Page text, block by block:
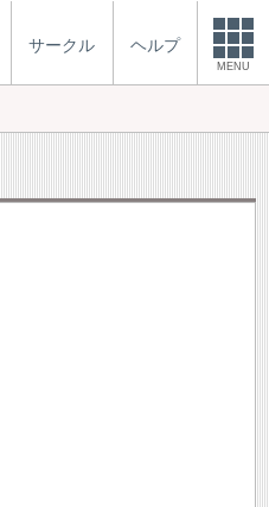
サークル ヘルプ
MENU